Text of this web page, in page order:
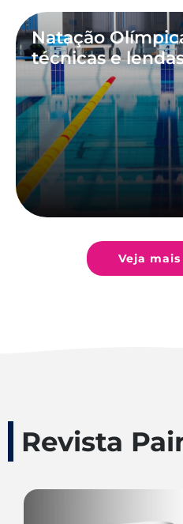
Natação
técnicas e
Veja
Revista